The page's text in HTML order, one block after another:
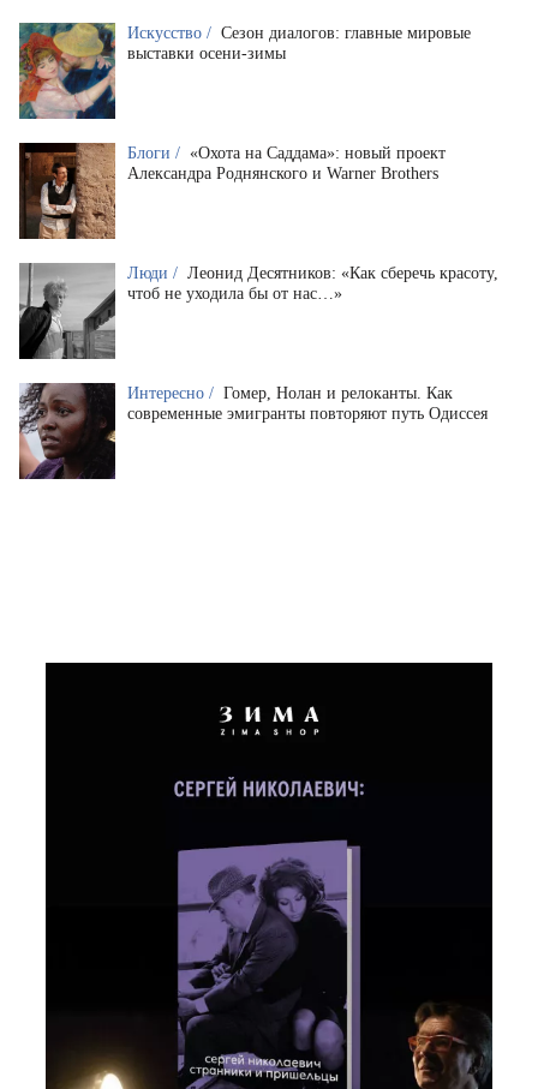
Искусство / Сезон диалогов: главные мировые
выставки осени-зимы
Блоги / «Охота на Саддама»: новый проект
Александра Роднянского и Warner Brothers
Люди / Леонид Десятников: «Как сберечь красоту,
чтоб не уходила бы от нас…»
Интересно / Гомер, Нолан и релоканты. Как
современные эмигранты повторяют путь Одиссея